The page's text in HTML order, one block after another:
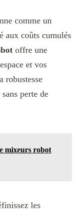
comme un
aux coûts cumulés
offre une
et vos
robustesse
perte de
mixeurs robot
les